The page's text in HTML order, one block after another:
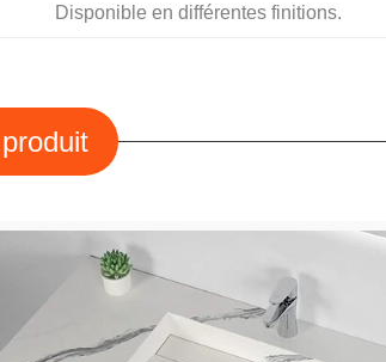
Disponible en différentes finitions.